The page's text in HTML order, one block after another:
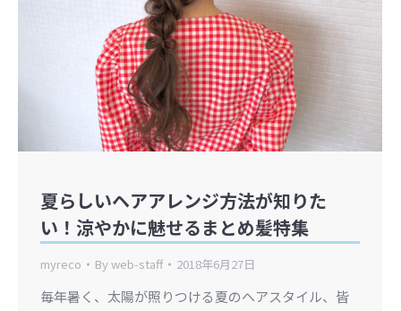
夏らしいヘアアレンジ方法が知りた
い！涼やかに魅せるまとめ髪特集
myreco Byweb-staff 2018年6月27日
毎年暑く、太陽が照りつける夏のヘアスタイル、皆